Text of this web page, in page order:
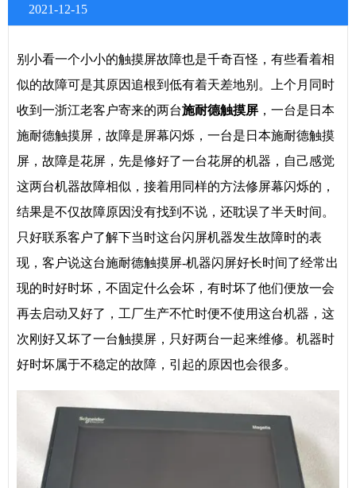
2021-12-15
别小看一个小小的触摸屏故障也是千奇百怪，有些看着相
似的故障可是其原因追根到低有着天差地别。上个月同时
收到一浙江老客户寄来的两台施耐德触摸屏 ，一台是日本
施耐德触摸屏，故障是屏幕闪烁，一台是日本施耐德触摸
屏，故障是花屏，先是修好了一台花屏的机器，自己感觉
这两台机器故障相似，接着用同样的方法修屏幕闪烁的，
结果是不仅故障原因没有找到不说，还耽误了半天时间。
只好联系客户了解下当时这台闪屏机器发生故障时的表
现，客户说这台施耐德触摸屏-机器闪屏好长时间了经常出
现的时好时坏，不固定什么会坏，有时坏了他们便放一会
再去启动又好了，工厂生产不忙时便不使用这台机器，这
次刚好又坏了一台触摸屏，只好两台一起来维修。机器时
好时坏属于不稳定的故障，引起的原因也会很多。